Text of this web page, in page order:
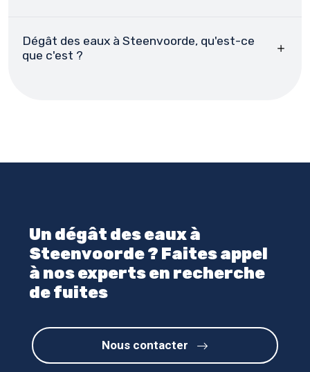
Dégât des eaux à Steenvoorde, qu'est-ce
que c'est ?
Un dégât des eaux à
Steenvoorde ? Faites appel
à nos experts en recherche
de fuites
Nous contacter